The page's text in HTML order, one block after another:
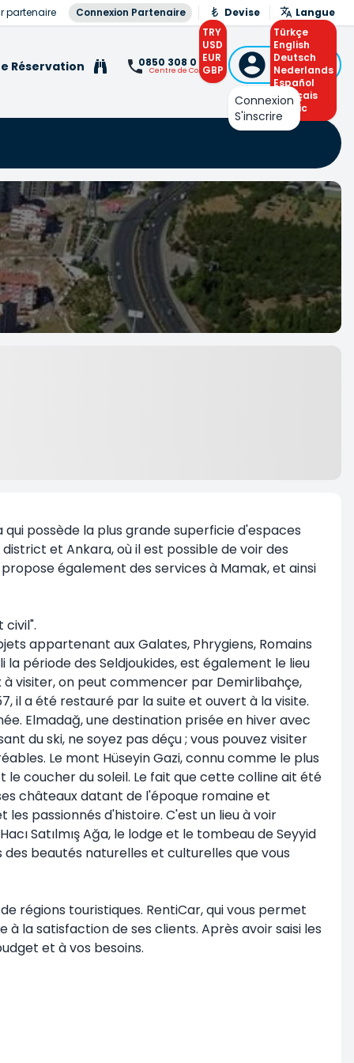
partenaire Connexion Partenaire
Devise
TRY
USD
EUR
GBP
Langue
Türkçe
English
Deutsch
Nederlands
Español
Français
Arabic
Réservation 0850 308 0 308
Centre de Contact
Connexion
ou S'inscrire
Connexion
S'inscrire
possède la plus grande superficie d'espaces
et Ankara, où il est possible de voir des
également des services à Mamak, et ainsi
civil".
appartenant aux Galates, Phrygiens, Romains
période des Seldjoukides, est également le lieu
visiter, on peut commencer par Demirlibahçe,
il a été restauré par la suite et ouvert à la visite.
Elmadağ, une destination prisée en hiver avec
du ski, ne soyez pas déçu ; vous pouvez visiter
Le mont Hüseyin Gazi, connu comme le plus
coucher du soleil. Le fait que cette colline ait été
châteaux datant de l'époque romaine et
passionnés d'histoire. C'est un lieu à voir
Satılmış Ağa, le lodge et le tombeau de Seyyid
des beautés naturelles et culturelles que vous
régions touristiques. RentiCar, qui vous permet
la satisfaction de ses clients. Après avoir saisi les
et à vos besoins.